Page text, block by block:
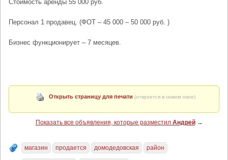
Стоимость аренды 55 000 руб.
Персонал 1 продавец. (ФОТ – 45 000 – 50 000 руб. )
Бизнес функционирует – 7 месяцев.
Открыть страницу для печати (откроется в новом окне)
Показать все объявления, которые разместил Андрей→
магазин продается домодедовская район